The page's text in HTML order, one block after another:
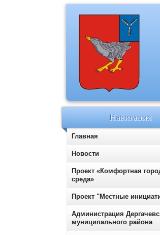
Навигация
Главная
Новости
Проект «Комфортная
среда»
Проект "Местные
Администрация
муниципального района